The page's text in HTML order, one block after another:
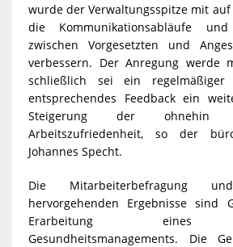
wurde der Verwaltungsspitze mit auf
die Kommunikationsabläufe
zwischen Vorgesetzten und
verbessern. Der Anregung werde
schließlich sei ein regelmäßiger
entsprechendes Feedback ein
Steigerung der ohnehin
Arbeitszufriedenheit, so der
Johannes Specht.
Die Mitarbeiterbefragung
hervorgehenden Ergebnisse sind
Erarbeitung eines
Gesundheitsmanagements. Die